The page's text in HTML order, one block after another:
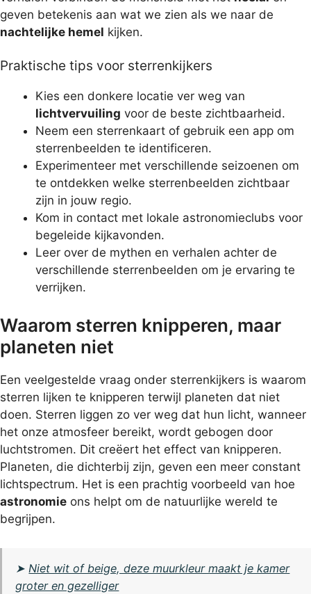
geven betekenis aan wat we zien als we naar de
nachtelijke hemel kijken.
Praktische tips voor sterrenkijkers
Kies een donkere locatie ver weg van
lichtvervuiling voor de beste zichtbaarheid.
Neem een sterrenkaart of gebruik een app om
sterrenbeelden te identificeren.
Experimenteer met verschillende seizoenen om
te ontdekken welke sterrenbeelden zichtbaar
zijn in jouw regio.
Kom in contact met lokale astronomieclubs voor
begeleide kijkavonden.
Leer over de mythen en verhalen achter de
verschillende sterrenbeelden om je ervaring te
verrijken.
Waarom sterren knipperen, maar
planeten niet
Een veelgestelde vraag onder sterrenkijkers is waarom
sterren lijken te knipperen terwijl planeten dat niet
doen. Sterren liggen zo ver weg dat hun licht, wanneer
het onze atmosfeer bereikt, wordt gebogen door
luchtstromen. Dit creëert het effect van knipperen.
Planeten, die dichterbij zijn, geven een meer constant
lichtspectrum. Het is een prachtig voorbeeld van hoe
astronomie ons helpt om de natuurlijke wereld te
begrijpen.
➤Niet wit of beige, deze muurkleur maakt je kamer
groter en gezelliger